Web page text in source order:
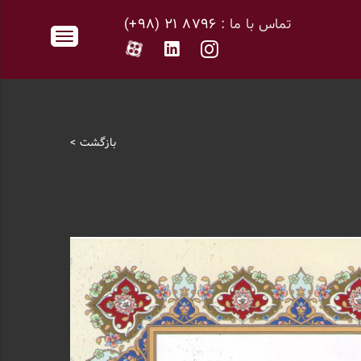
تماس با ما : ۸۷۹۶ ۲۱ (۹۸+)
بازگشت >